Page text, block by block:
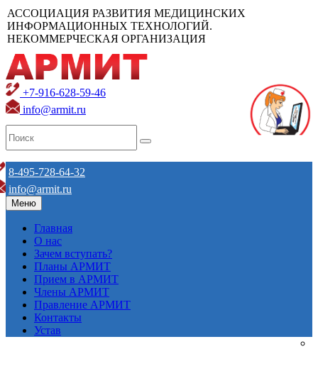
АССОЦИАЦИЯ РАЗВИТИЯ МЕДИЦИНСКИХ
ИНФОРМАЦИОННЫХ ТЕХНОЛОГИЙ.
НЕКОММЕРЧЕСКАЯ ОРГАНИЗАЦИЯ
+7-916-628-59-46
info@armit.ru
8-495-728-64-32
info@armit.ru
Меню
Главная
О нас
Зачем вступать?
Планы АРМИТ
Прием в АРМИТ
Члены АРМИТ
Правление АРМИТ
Контакты
Устав